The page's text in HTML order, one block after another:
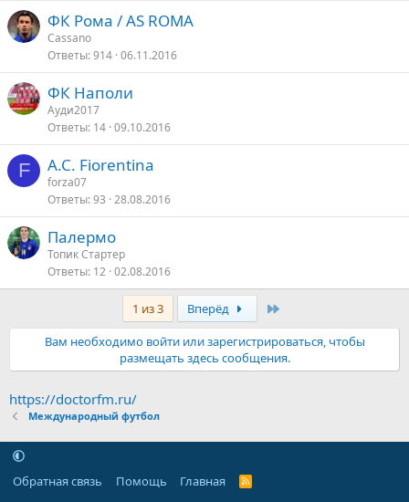
ФК Рома / AS ROMA
Cassano
Ответы 914 06.11.2016
ФК Наполи
Ауди2017
Ответы 14 09.10.2016
F A.C. Fiorentina
forza07
Ответы 93 28.08.2016
Палермо
Топик Стартер
Ответы 12 02.08.2016
1 из 3 Вперёд
Вам необходимо войти или зарегистрироваться, чтобы
размещать здесь сообщения.
https://doctorfm.ru/
Международный футбол
Обратная связь Помощь Главная
R